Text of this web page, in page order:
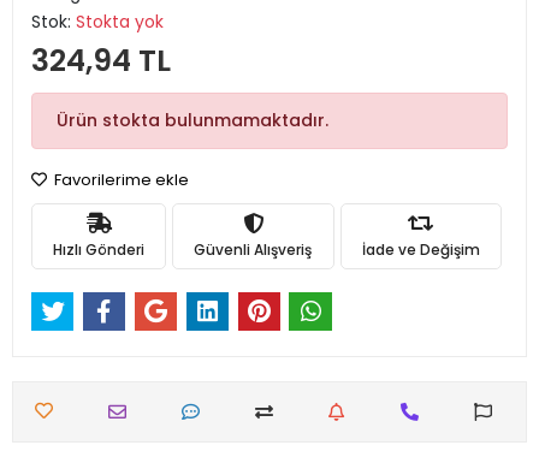
Stok: Stokta yok
324,94 TL
Ürün stokta bulunmamaktadır.
Favorilerime ekle
Hızlı Gönderi Güvenli Alışveriş İade ve Değişim